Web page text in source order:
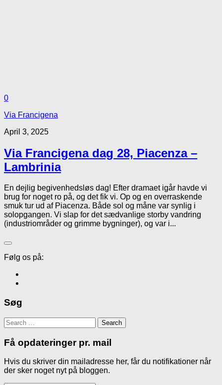
0
Via Francigena
April 3, 2025
Via Francigena dag 28, Piacenza –
Lambrinia
En dejlig begivenhedsløs dag! Efter dramaet igår havde vi
brug for noget ro på, og det fik vi. Op og en overraskende
smuk tur ud af Piacenza. Både sol og måne var synlig i
solopgangen. Vi slap for det sædvanlige storby vandring
(industriområder og grimme bygninger), og var i...
Følg os på:
Søg
Search
for:
Få opdateringer pr. mail
Hvis du skriver din mailadresse her, får du notifikationer når
der sker noget nyt på bloggen.